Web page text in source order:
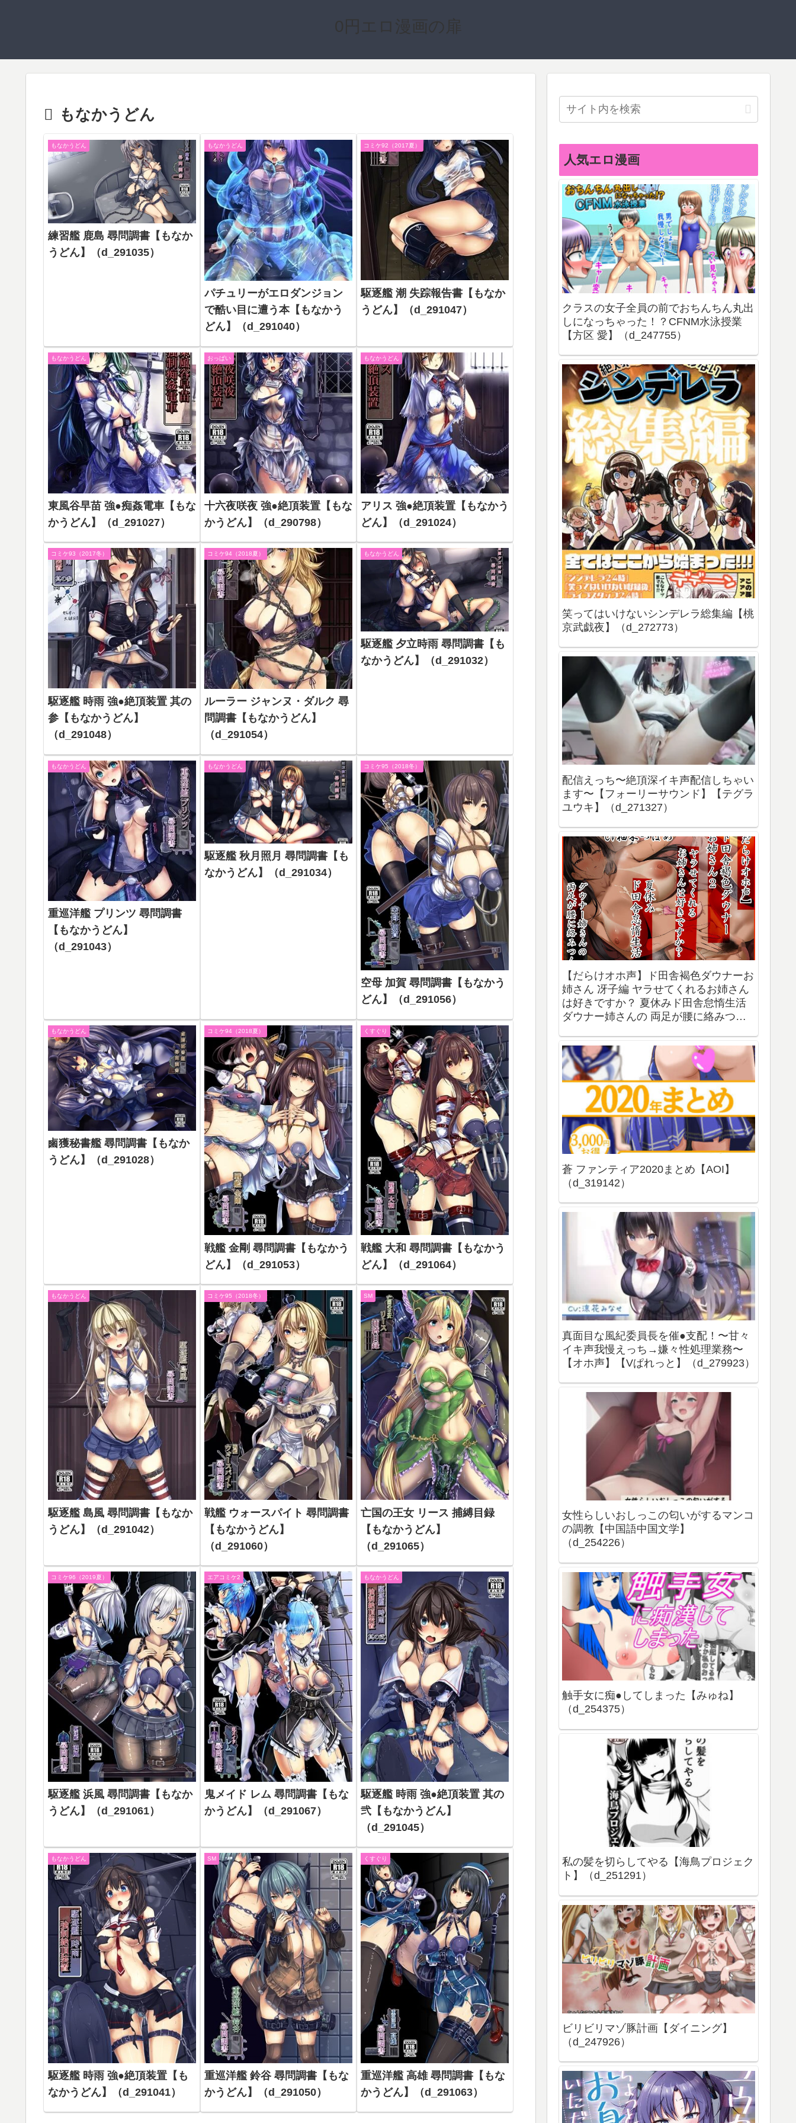
0円エロ漫画の扉
もなかうどん
もなかうどん
練習艦 鹿島 尋問調書【もなか
うどん】（d_291035）
もなかうどん
パチュリーがエロダンジョン
で酷い目に遭う本【もなかう
どん】（d_291040）
コミケ92（2017夏）
駆逐艦 潮 失踪報告書【もなか
うどん】（d_291047）
もなかうどん
東風谷早苗 強●痴姦電車【もな
かうどん】（d_291027）
おっぱい
十六夜咲夜 強●絶頂装置【もな
かうどん】（d_290798）
もなかうどん
アリス 強●絶頂装置【もなかう
どん】（d_291024）
コミケ93（2017冬）
駆逐艦 時雨 強●絶頂装置 其の
参【もなかうどん】
（d_291048）
コミケ94（2018夏）
ルーラー ジャンヌ・ダルク 尋
問調書【もなかうどん】
（d_291054）
もなかうどん
駆逐艦 夕立時雨 尋問調書【も
なかうどん】（d_291032）
もなかうどん
重巡洋艦 プリンツ 尋問調書
【もなかうどん】
（d_291043）
もなかうどん
駆逐艦 秋月照月 尋問調書【も
なかうどん】（d_291034）
コミケ95（2018冬）
空母 加賀 尋問調書【もなかう
どん】（d_291056）
もなかうどん
鹵獲秘書艦 尋問調書【もなか
うどん】（d_291028）
コミケ94（2018夏）
戦艦 金剛 尋問調書【もなかう
どん】（d_291053）
くすぐり
戦艦 大和 尋問調書【もなかう
どん】（d_291064）
もなかうどん
駆逐艦 島風 尋問調書【もなか
うどん】（d_291042）
コミケ95（2018冬）
戦艦 ウォースパイト 尋問調書
【もなかうどん】
（d_291060）
SM
亡国の王女 リース 捕縛目録
【もなかうどん】
（d_291065）
コミケ96（2019夏）
駆逐艦 浜風 尋問調書【もなか
うどん】（d_291061）
エアコミケ2
鬼メイド レム 尋問調書【もな
かうどん】（d_291067）
もなかうどん
駆逐艦 時雨 強●絶頂装置 其の
弐【もなかうどん】
（d_291045）
もなかうどん
駆逐艦 時雨 強●絶頂装置【も
なかうどん】（d_291041）
SM
重巡洋艦 鈴谷 尋問調書【もな
かうどん】（d_291050）
くすぐり
重巡洋艦 高雄 尋問調書【もな
かうどん】（d_291063）
人気エロ漫画
クラスの女子全員の前でおちんちん丸出
しになっちゃった！？CFNM水泳授業
【方区 愛】（d_247755）
笑ってはいけないシンデレラ総集編【桃
京武戯夜】（d_272773）
配信えっち〜絶頂深イキ声配信しちゃい
ます〜【フォーリーサウンド】【テグラ
ユウキ】（d_271327）
【だらけオホ声】ド田舎褐色ダウナーお
姉さん 冴子編 ヤラせてくれるお姉さん
は好きですか？ 夏休みド田舎怠惰生活
ダウナー姉さんの 両足が腰に絡みつく
蒼 ファンティア2020まとめ【AOI】
（d_319142）
真面目な風紀委員長を催●支配！〜甘々
イキ声我慢えっち→嫌々性処理業務〜
【オホ声】【Vぱれっと】（d_279923）
女性らしいおしっこの匂いがするマンコ
の調教【中国語中国文学】
（d_254226）
触手女に痴●してしまった【みゅね】
（d_254375）
私の髪を切らしてやる【海鳥プロジェク
ト】（d_251291）
ビリビリマゾ豚計画【ダイニング】
（d_247926）